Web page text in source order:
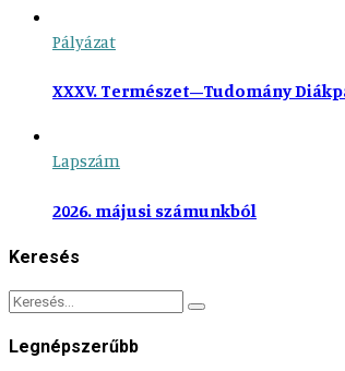
Pályázat
XXXV. Természet–Tudomány
Lapszám
2026. májusi számunkból
Keresés
Legnépszerűbb